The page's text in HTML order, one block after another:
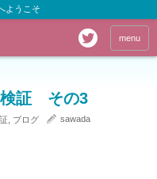
ようこそ
menu
検証 その3
ブログ sawada